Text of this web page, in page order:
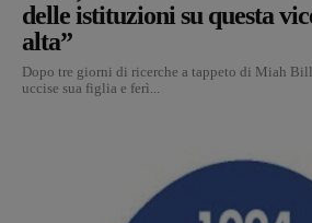
delle istituzioni su questa
alta”
Dopo tre giorni di ricerche a tappeto di Miah
uccise sua figlia e ferì...